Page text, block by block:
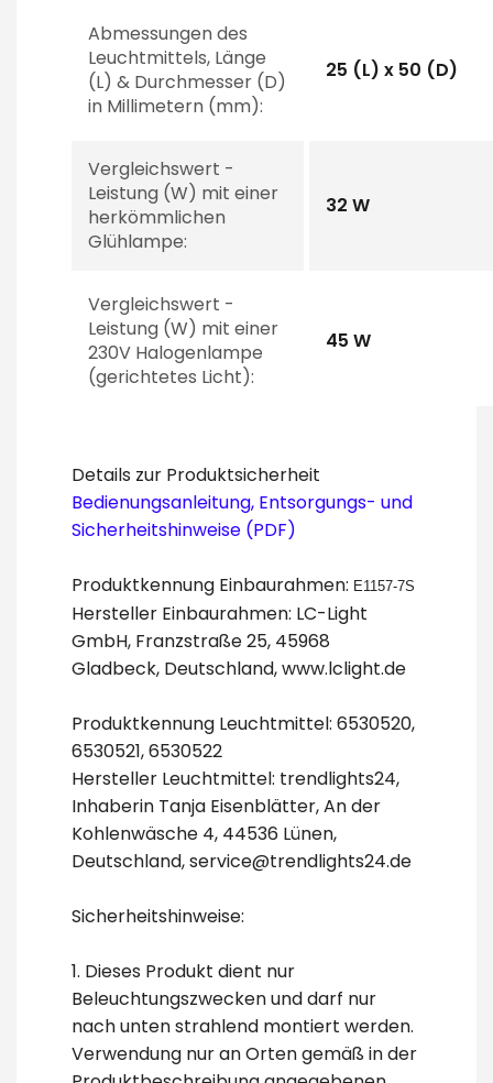
Abmessungen des
Leuchtmittels, Länge
(L) & Durchmesser (D)
in Millimetern (mm):
25 (L) x 50 (D)
Vergleichswert -
Leistung (W) mit einer
herkömmlichen
Glühlampe:
32 W
Vergleichswert -
Leistung (W) mit einer
230V Halogenlampe
(gerichtetes Licht):
45 W
Details zur Produktsicherheit
Bedienungsanleitung, Entsorgungs- und
Sicherheitshinweise (PDF)
Produktkennung Einbaurahmen: E1157-7S
Hersteller Einbaurahmen: LC-Light
GmbH, Franzstraße 25, 45968
Gladbeck, Deutschland, www.lclight.de
Produktkennung Leuchtmittel: 6530520,
6530521, 6530522
Hersteller Leuchtmittel: trendlights24,
Inhaberin Tanja Eisenblätter, An der
Kohlenwäsche 4, 44536 Lünen,
Deutschland, service@trendlights24.de
Sicherheitshinweise:
1. Dieses Produkt dient nur
Beleuchtungszwecken und darf nur
nach unten strahlend montiert werden.
Verwendung nur an Orten gemäß in der